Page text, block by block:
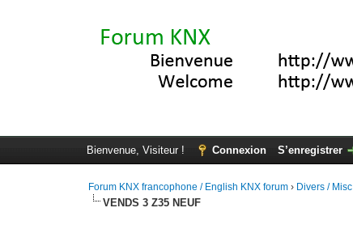
Bienvenue, Visiteur ! Connexion S’enregistrer
Forum KNX francophone / English KNX forum › Divers / Misc
VENDS 3 Z35 NEUF